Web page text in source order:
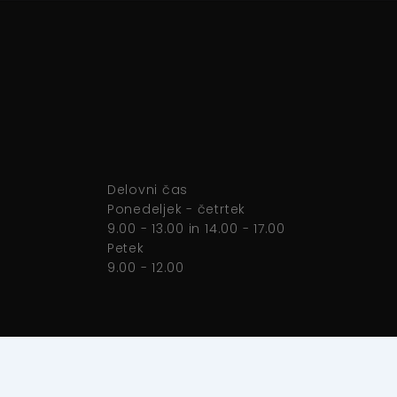
Delovni čas
Ponedeljek - četrtek
9.00 - 13.00 in 14.00 - 17.00
Petek
9.00 - 12.00